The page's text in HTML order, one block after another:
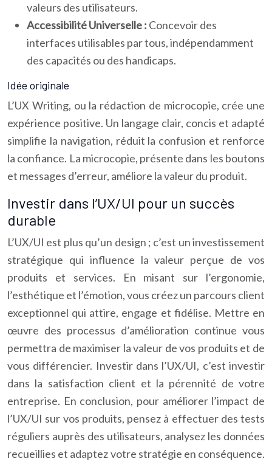
valeurs des utilisateurs.
Accessibilité Universelle : Concevoir des
interfaces utilisables par tous, indépendamment
des capacités ou des handicaps.
Idée originale
L’UX Writing, ou la rédaction de microcopie, crée une
expérience positive. Un langage clair, concis et adapté
simplifie la navigation, réduit la confusion et renforce
la confiance. La microcopie, présente dans les boutons
et messages d’erreur, améliore la valeur du produit.
Investir dans l’UX/UI pour un succès
durable
L’UX/UI est plus qu’un design ; c’est un investissement
stratégique qui influence la valeur perçue de vos
produits et services. En misant sur l’ergonomie,
l’esthétique et l’émotion, vous créez un parcours client
exceptionnel qui attire, engage et fidélise. Mettre en
œuvre des processus d’amélioration continue vous
permettra de maximiser la valeur de vos produits et de
vous différencier. Investir dans l’UX/UI, c’est investir
dans la satisfaction client et la pérennité de votre
entreprise. En conclusion, pour améliorer l’impact de
l’UX/UI sur vos produits, pensez à effectuer des tests
réguliers auprès des utilisateurs, analysez les données
recueillies et adaptez votre stratégie en conséquence.